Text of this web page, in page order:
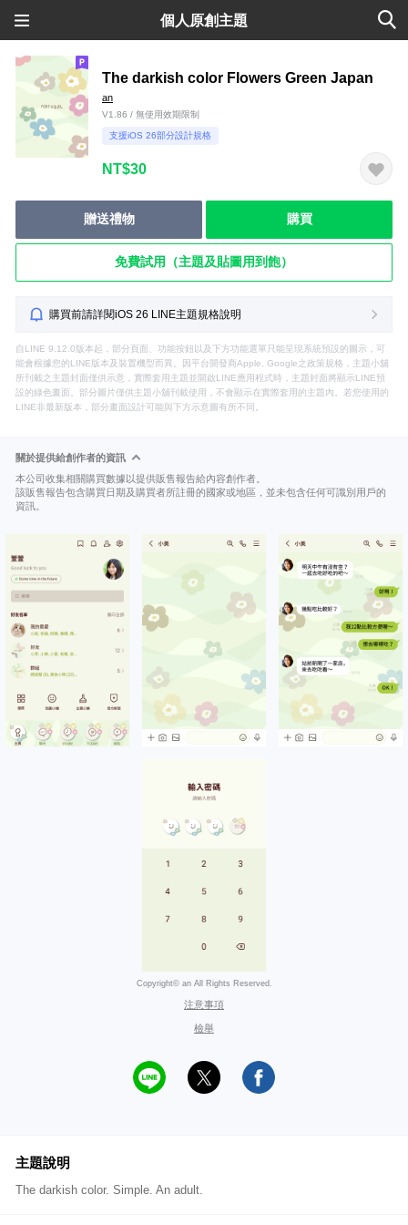
個人原創主題
The darkish color Flowers Green Japan
an
V1.86 / 無使用效期限制
支援iOS 26部分設計規格
NT$30
贈送禮物 購買
免費試用（主題及貼圖用到飽）
購買前請詳閱iOS 26 LINE主題規格說明
自LINE 9.12.0版本起，部分頁面、功能按鈕以及下方功能選單只能呈現系統預設的圖示，可
能會根據您的LINE版本及裝置機型而異。因平台開發商Apple, Google之政策規格，主題小舖
所刊載之主題封面僅供示意，實際套用主題並開啟LINE應用程式時，主題封面將顯示LINE預
設的綠色畫面。部分圖片僅供主題小舖刊載使用，不會顯示在實際套用的主題內。若您使用的
LINE非最新版本，部分畫面設計可能與下方示意圖有所不同。
關於提供給創作者的資訊
本公司收集相關購買數據以提供販售報告給內容創作者。
該販售報告包含購買日期及購買者所註冊的國家或地區，並未包含任何可識別用戶的
資訊。
Copyright© an All Rights Reserved.
注意事項
檢舉
主題說明
The darkish color. Simple. An adult.